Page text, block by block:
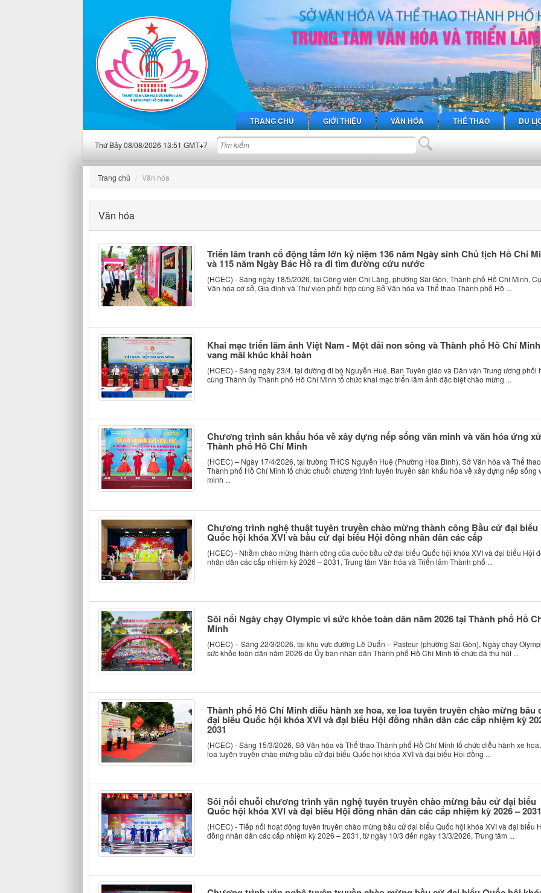
TRANG CHỦ GIỚI THIỆU VĂN HÓA THỂ THAO DU
Thứ Bảy 08/08/2026 13:51 GMT+7
Trang chủ Văn hóa
Văn hóa
Triển lãm tranh cổ động tấm lớn kỷ niệm 136 năm Ngày sinh Chủ tịch Hồ Chí
và 115 năm Ngày Bác Hồ ra đi tìm đường cứu nước
(HCEC) - Sáng ngày 18/5/2026, tại Công viên Chi Lăng, phường Sài Gòn, Thành phố Hồ Chí Minh,
Văn hóa cơ sở, Gia đình và Thư viện phối hợp cùng Sở Văn hóa và Thể thao Thành phố Hồ ...
Khai mạc triển lãm ảnh Việt Nam - Một dải non sông và Thành phố Hồ Chí Minh
vang mãi khúc khải hoàn
(HCEC) - Sáng ngày 23/4, tại đường đi bộ Nguyễn Huệ, Ban Tuyên giáo và Dân vận Trung ương phối
cùng Thành ủy Thành phố Hồ Chí Minh tổ chức khai mạc triển lãm ảnh đặc biệt chào mừng ...
Chương trình sân khấu hóa về xây dựng nếp sống văn minh và văn hóa ứng
Thành phố Hồ Chí Minh
(HCEC) – Ngày 17/4/2026, tại trường THCS Nguyễn Huệ (Phường Hòa Bình), Sở Văn hóa và Thể thao
Thành phố Hồ Chí Minh tổ chức chuỗi chương trình tuyên truyền sân khấu hóa về xây dựng nếp sống
minh ...
Chương trình nghệ thuật tuyên truyền chào mừng thành công Bầu cử đại biểu
Quốc hội khóa XVI và bầu cử đại biểu Hội đồng nhân dân các cấp
(HCEC) - Nhằm chào mừng thành công của cuộc bầu cử đại biểu Quốc hội khóa XVI và đại biểu Hội
nhân dân các cấp nhiệm kỳ 2026 – 2031, Trung tâm Văn hóa và Triển lãm Thành phố ...
Sôi nổi Ngày chạy Olympic vì sức khỏe toàn dân năm 2026 tại Thành phố Hồ
Minh
(HCEC) – Sáng 22/3/2026, tại khu vực đường Lê Duẩn – Pasteur (phường Sài Gòn), Ngày chạy
sức khỏe toàn dân năm 2026 do Ủy ban nhân dân Thành phố Hồ Chí Minh tổ chức đã thu hút ...
Thành phố Hồ Chí Minh diễu hành xe hoa, xe loa tuyên truyền chào mừng bầu
đại biểu Quốc hội khóa XVI và đại biểu Hội đồng nhân dân các cấp nhiệm kỳ
2031
(HCEC) - Sáng 15/3/2026, Sở Văn hóa và Thể thao Thành phố Hồ Chí Minh tổ chức diễu hành xe
loa tuyên truyền chào mừng bầu cử đại biểu Quốc hội khóa XVI và đại biểu Hội đồng ...
Sôi nổi chuỗi chương trình văn nghệ tuyên truyền chào mừng bầu cử đại biểu
Quốc hội khóa XVI và đại biểu Hội đồng nhân dân các cấp nhiệm kỳ 2026 – 2031
(HCEC) - Tiếp nối hoạt động tuyên truyền chào mừng bầu cử đại biểu Quốc hội khóa XVI và đại biểu
đồng nhân dân các cấp nhiệm kỳ 2026 – 2031, từ ngày 10/3 đến ngày 13/3/2026, Trung tâm ...